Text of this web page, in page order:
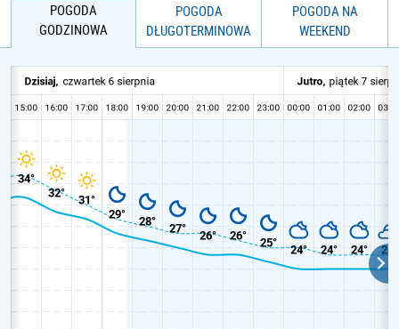
POGODA
GODZINOWA
POGODA
DŁUGOTERMINOWA
POGODA NA
WEEKEND